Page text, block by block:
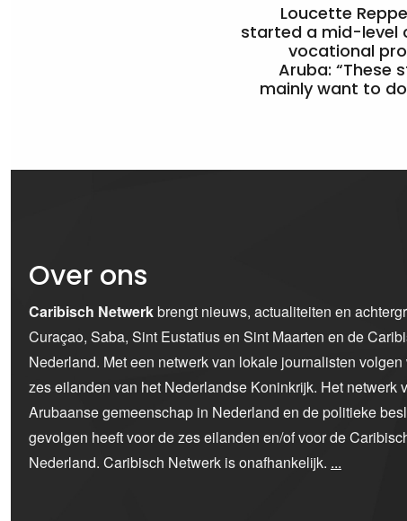
Loucette
started a mid-level
vocational
Aruba: “These
mainly want to
Over ons
Caribisch Netwerkbrengt nieuws, actualiteiten en
Curaçao, Saba, Sint Eustatius en Sint Maarten en de
Nederland. Met een netwerk van lokale journalisten
zes eilanden van het Nederlandse Koninkrijk. Het netwerk
Arubaanse gemeenschap in Nederland en de politieke
gevolgen heeft voor de zes eilanden en/of voor de
Nederland. Caribisch Netwerk is onafhankelijk. ...